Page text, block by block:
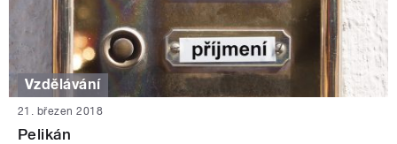
Vzdělávání
21. březen 2018
Pelikán